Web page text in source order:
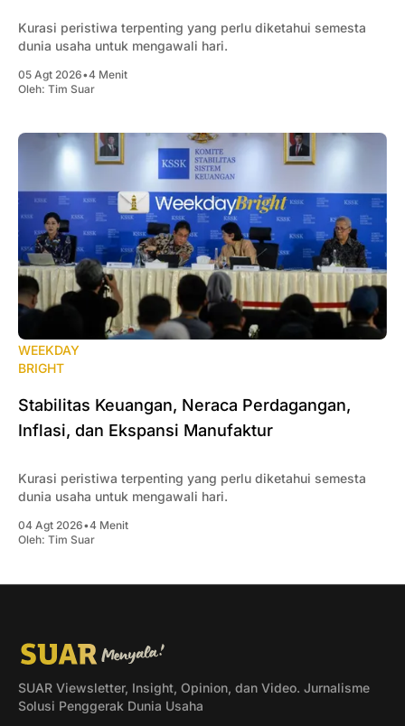
Kurasi peristiwa terpenting yang perlu diketahui semesta
dunia usaha untuk mengawali hari.
05 Agt 2026•4 Menit
Oleh: Tim Suar
WEEKDAY
BRIGHT
Stabilitas Keuangan, Neraca Perdagangan,
Inflasi, dan Ekspansi Manufaktur
Kurasi peristiwa terpenting yang perlu diketahui semesta
dunia usaha untuk mengawali hari.
04 Agt 2026•4 Menit
Oleh: Tim Suar
SUAR Viewsletter, Insight, Opinion, dan Video. Jurnalisme
Solusi Penggerak Dunia Usaha